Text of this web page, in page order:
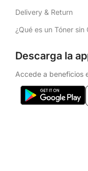
Delivery & Return
¿Qué es un Tóner sin
Descarga la
Accede a beneficios